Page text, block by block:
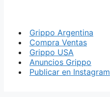
Grippo Argentina
Compra Ventas
Grippo USA
Anuncios Grippo
Publicar en Instagram